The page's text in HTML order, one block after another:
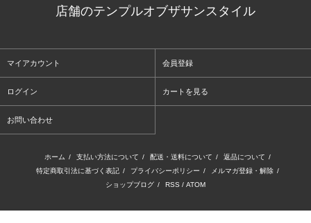
店舗のテンプルオブザサンスタイル
マイアカウント 会員登録
ログイン カートを見る
お問い合わせ
ホーム / 支払い方法について / 配送・送料について / 返品について /
特定商取引法に基づく表記 / プライバシーポリシー / メルマガ登録・解除 /
ショップブログ / RSS / ATOM